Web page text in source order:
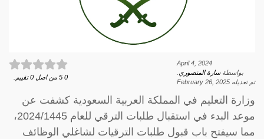
April 4, 2024
بواسطةسارة المنصوري
تم تعديله February 26, 2025
0
5 من اصل 0 تقييم.
وزارة التعليم في المملكة العربية السعودية كشفت عن
موعد البدء في استقبال طلبات الترقي للعام 2024/1445،
مما سيفتح باب قبول طلبات الترقيات لشاغلي الوظائف